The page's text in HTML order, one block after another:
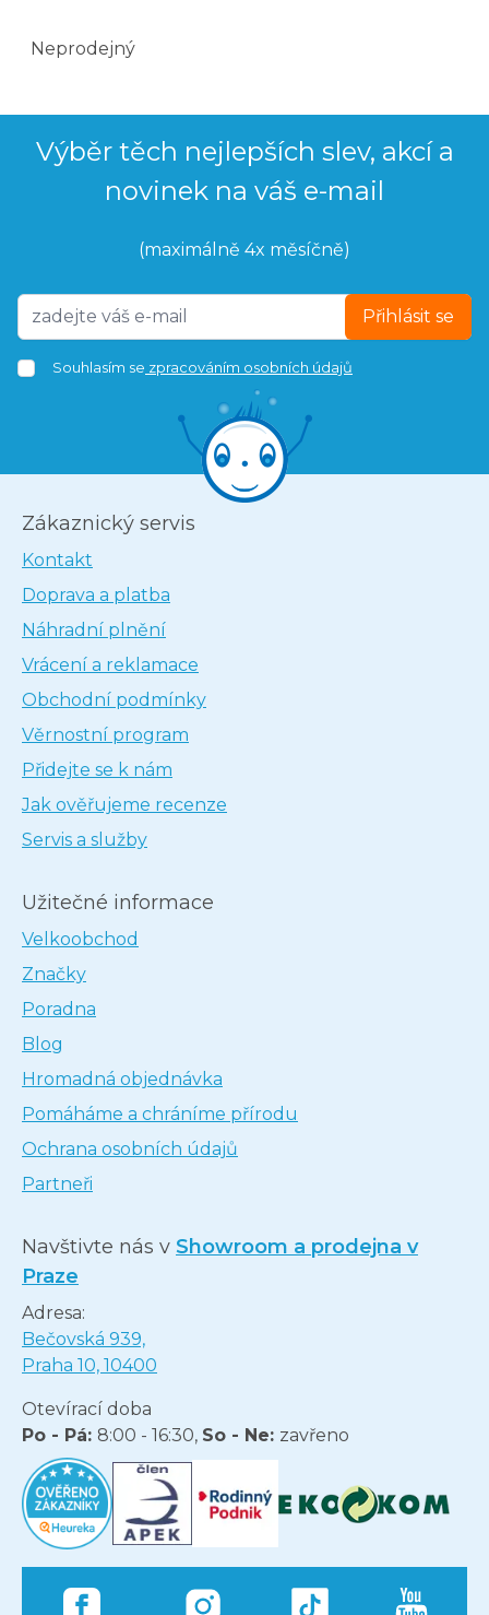
Neprodejný
Výběr těch nejlepších slev, akcí a
novinek na váš e-mail
(maximálně 4x měsíčně)
Přihlásit se
Souhlasím se zpracováním osobních údajů
Zákaznický servis
Kontakt
Doprava a platba
Náhradní plnění
Vrácení a reklamace
Obchodní podmínky
Věrnostní program
Přidejte se k nám
Jak ověřujeme recenze
Servis a služby
Užitečné informace
Velkoobchod
Značky
Poradna
Blog
Hromadná objednávka
Pomáháme a chráníme přírodu
Ochrana osobních údajů
Partneři
Navštivte nás v Showroom a prodejna v
Praze
Adresa:
Bečovská 939,
Praha 10, 10400
Otevírací doba
Po - Pá: 8:00 - 16:30, So - Ne: zavřeno